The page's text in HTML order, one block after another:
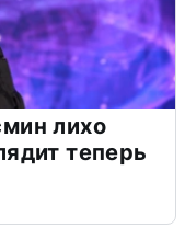
лихо
теперь